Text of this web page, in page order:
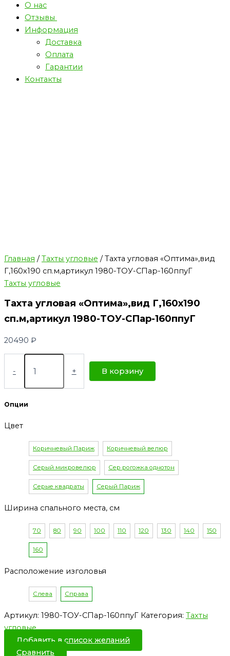
О нас
Отзывы
Информация
Доставка
Оплата
Гарантии
Контакты
Главная /Тахты угловые / Тахта угловая «Оптима»,вид
Г,160х190 сп.м,артикул 1980-ТОУ-СПар-160ппуГ
Тахты угловые
Тахта угловая «Оптима»,вид Г,160х190
сп.м,артикул 1980-ТОУ-СПар-160ппуГ
20490 ₽
- + В корзину
Опции
Цвет
Коричневый Париж Коричневый велюр
Серый микровелюр Сер рогожка однотон
Серые квадраты Серый Париж
Ширина спального места, см
70 80 90 100 110 120 130 140 150
160
Расположение изголовья
Слева Справа
Артикул: 1980-ТОУ-СПар-160ппуГ Категория: Тахты
угловые
Добавить в список желаний
Сравнить